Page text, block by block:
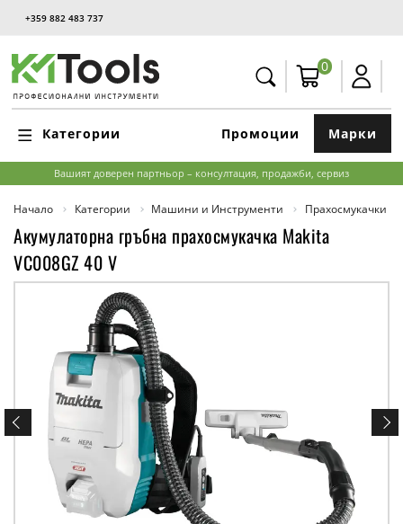
+359 882 483 737
0
Категории Марки
Промоции
Вашият доверен партньор – консултация, продажби, сервиз
Начало Категории Машини и Инструменти Прахосмукачки
Акумулаторна гръбна прахосмукачка Makita
VC008GZ 40 V